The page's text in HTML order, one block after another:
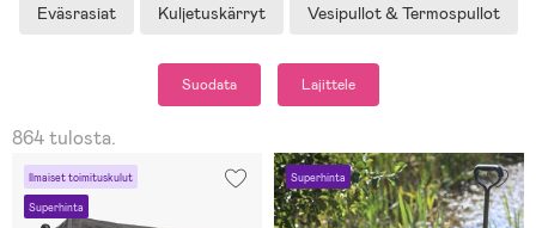
Eväsrasiat Kuljetuskärryt Vesipullot & Termospullot
Suodata Lajittele
864 tulosta.
Ilmaiset toimituskulut
Superhinta
Superhinta